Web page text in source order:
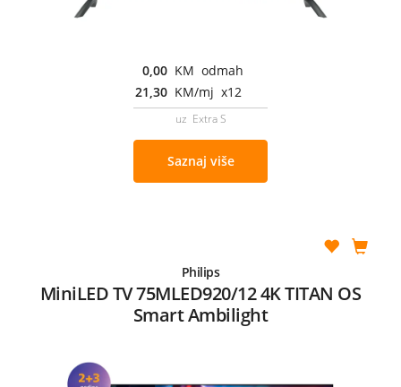
0,00 KM odmah
21,30 KM/mj x12
uz Extra S
Saznaj više
Philips
MiniLED TV 75MLED920/12 4K TITAN OS
Smart Ambilight